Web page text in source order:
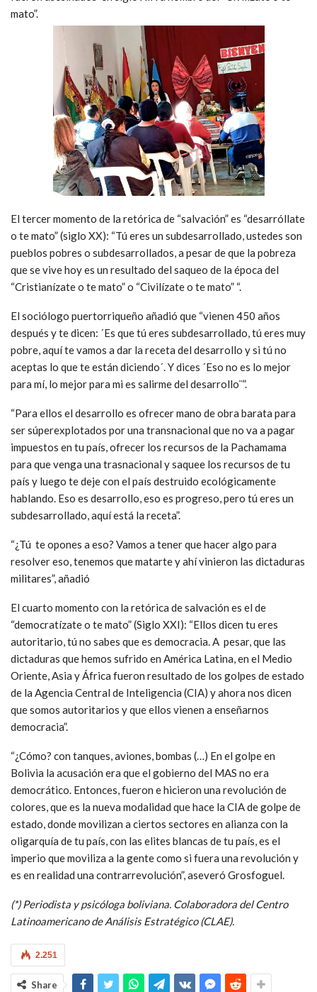
mato”.
El tercer momento de la retórica de “salvación” es “desarróllate
o te mato” (siglo XX): “Tú eres un subdesarrollado, ustedes son
pueblos pobres o subdesarrollados, a pesar de que la pobreza
que se vive hoy es un resultado del saqueo de la época del
“Cristianízate o te mato” o “Civilízate o te mato” “.
El sociólogo puertorriqueño añadió que “vienen 450 años
después y te dicen: ´Es que tú eres subdesarrollado, tú eres muy
pobre, aquí te vamos a dar la receta del desarrollo y si tú no
aceptas lo que te están diciendo´. Y dices ´Eso no es lo mejor
para mí, lo mejor para mi es salirme del desarrollo¨”.
“Para ellos el desarrollo es ofrecer mano de obra barata para
ser súperexplotados por una transnacional que no va a pagar
impuestos en tu país, ofrecer los recursos de la Pachamama
para que venga una trasnacional y saquee los recursos de tu
país y luego te deje con el país destruido ecológicamente
hablando. Eso es desarrollo, eso es progreso, pero tú eres un
subdesarrollado, aquí está la receta”.
“¿Tú te opones a eso? Vamos a tener que hacer algo para
resolver eso, tenemos que matarte y ahí vinieron las dictaduras
militares”, añadió
El cuarto momento con la retórica de salvación es el de
“democratízate o te mato” (Siglo XXI): “Ellos dicen tu eres
autoritario, tú no sabes que es democracia. A pesar, que las
dictaduras que hemos sufrido en América Latina, en el Medio
Oriente, Asia y África fueron resultado de los golpes de estado
de la Agencia Central de Inteligencia (CIA) y ahora nos dicen
que somos autoritarios y que ellos vienen a enseñarnos
democracia”.
“¿Cómo? con tanques, aviones, bombas (…) En el golpe en
Bolivia la acusación era que el gobierno del MAS no era
democrático. Entonces, fueron e hicieron una revolución de
colores, que es la nueva modalidad que hace la CIA de golpe de
estado, donde movilizan a ciertos sectores en alianza con la
oligarquía de tu país, con las elites blancas de tu país, es el
imperio que moviliza a la gente como si fuera una revolución y
es en realidad una contrarrevolución”, aseveró Grosfoguel.
(*) Periodista y psicóloga boliviana. Colaboradora del Centro
Latinoamericano de Análisis Estratégico (CLAE).
2.251
Share